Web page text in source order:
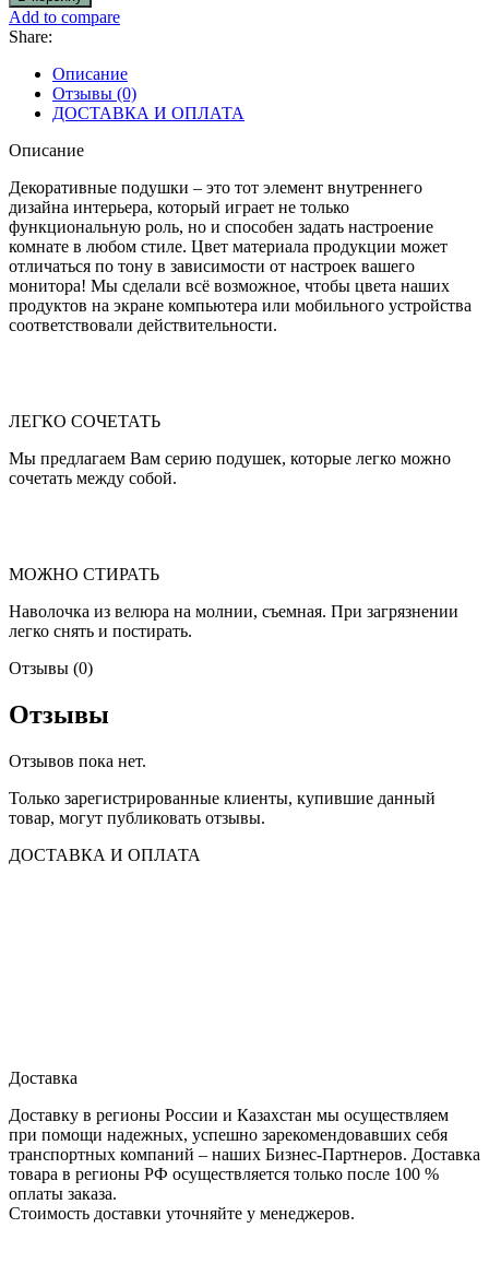
Декоративная
подушка
Add to compare
Share:
Описание
Отзывы (0)
ДОСТАВКА И ОПЛАТА
Описание
Декоративные подушки – это тот элемент внутреннего
дизайна интерьера, который играет не только
функциональную роль, но и способен задать настроение
комнате в любом стиле. Цвет материала продукции может
отличаться по тону в зависимости от настроек вашего
монитора! Мы сделали всё возможное, чтобы цвета наших
продуктов на экране компьютера или мобильного устройства
соответствовали действительности.
ЛЕГКО СОЧЕТАТЬ
Мы предлагаем Вам серию подушек, которые легко можно
сочетать между собой.
МОЖНО СТИРАТЬ
Наволочка из велюра на молнии, съемная. При загрязнении
легко снять и постирать.
Отзывы (0)
Отзывы
Отзывов пока нет.
Только зарегистрированные клиенты, купившие данный
товар, могут публиковать отзывы.
ДОСТАВКА И ОПЛАТА
Доставка
Доставку в регионы России и Казахстан мы осуществляем
при помощи надежных, успешно зарекомендовавших себя
транспортных компаний – наших Бизнес-Партнеров. Доставка
товара в регионы РФ осуществляется только после 100 %
оплаты заказа.
Стоимость доставки уточняйте у менеджеров.